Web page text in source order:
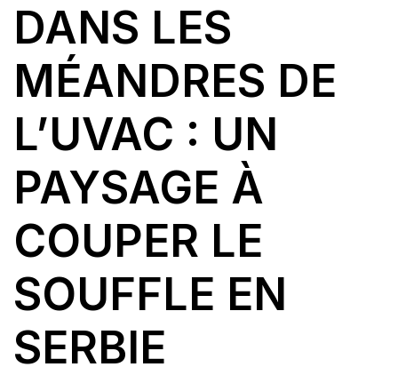
DANS LES
MÉANDRES DE
L’UVAC : UN
PAYSAGE À
COUPER LE
SOUFFLE EN
SERBIE